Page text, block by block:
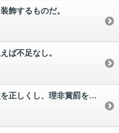
飾するものだ。
ば不足なし。
まず自分の行状を正しくし、理非賞罰をはっきりさせていれば、叱ったり脅したりしなくても、自然に威は備わるものだ。